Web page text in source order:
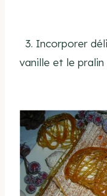
3. Incorporer
vanille et le pralin